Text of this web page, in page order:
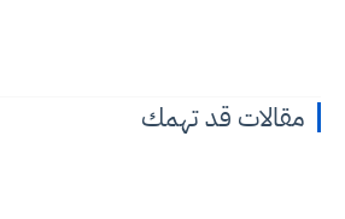
مقالات قد تهمك